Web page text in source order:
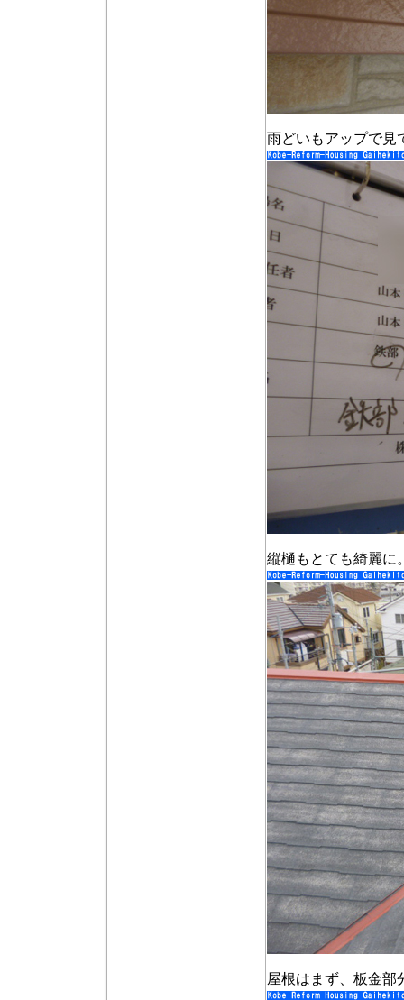
雨どいもアップで見
縦樋もとても綺麗に
屋根はまず、板金部